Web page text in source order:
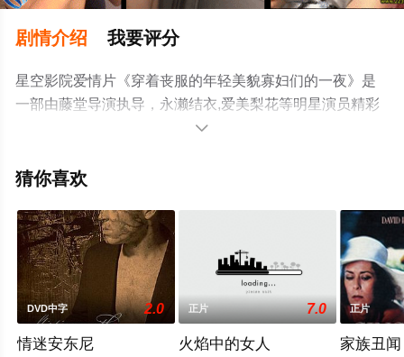
剧情介绍 我要评分
星空影院爱情片《穿着丧服的年轻美貌寡妇们的一夜》是
一部由藤堂导演执导，永濑结衣,爱美梨花等明星演员精彩
演绎的日本电影，手机免费观看高清无删减完整版电影大
视猫或剧情网等平台了解。

猜你喜欢
DVD中字 2.0
情迷安东尼
正片 7.0
火焰中的女人
正片
家族丑闻